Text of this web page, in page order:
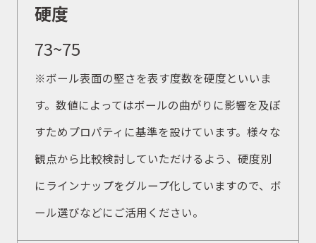
硬度
73~75
※ボール表面の堅さを表す度数を硬度といいま
す。数値によってはボールの曲がりに影響を及ぼ
すためプロパティに基準を設けています。様々な
観点から比較検討していただけるよう、硬度別
にラインナップをグループ化していますので、ボ
ール選びなどにご活用ください。